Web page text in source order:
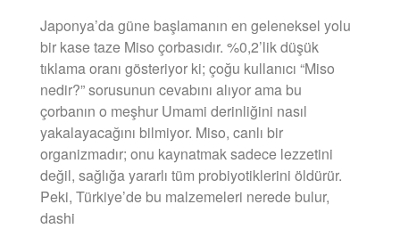
Japonya’da güne başlamanın en geleneksel yolu
bir kase taze Miso çorbasıdır. %0,2’lik düşük
tıklama oranı gösteriyor ki; çoğu kullanıcı “Miso
nedir?” sorusunun cevabını alıyor ama bu
çorbanın o meşhur Umami derinliğini nasıl
yakalayacağını bilmiyor. Miso, canlı bir
organizmadır; onu kaynatmak sadece lezzetini
değil, sağlığa yararlı tüm probiyotiklerini öldürür.
Peki, Türkiye’de bu malzemeleri nerede bulur,
dashi